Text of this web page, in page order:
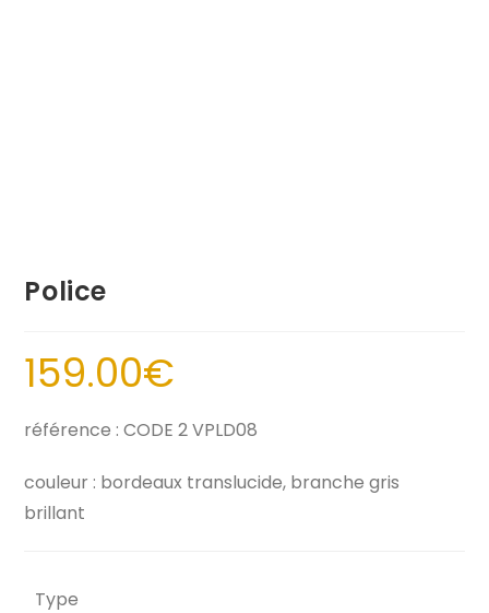
Police
159.00€
référence : CODE 2 VPLD08
couleur : bordeaux translucide, branche gris
brillant
Type